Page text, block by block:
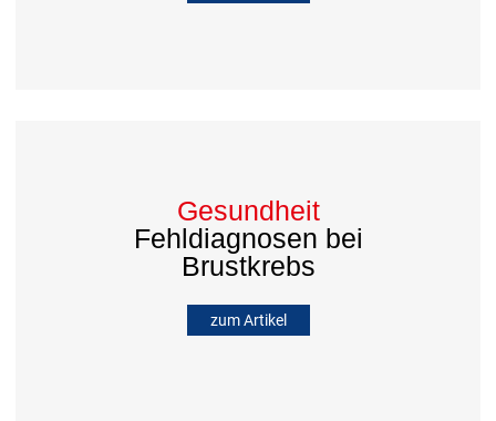
Gesundheit
Fehldiagnosen bei
Brustkrebs
zum Artikel